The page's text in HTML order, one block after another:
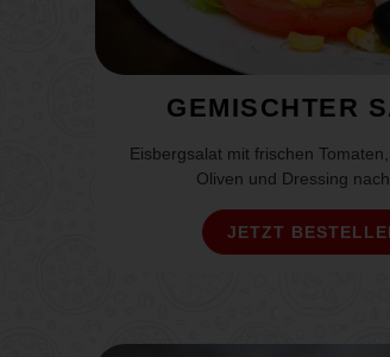
GEMISCHTER
Eisbergsalat mit frischen
Oliven und Dressing
JETZT